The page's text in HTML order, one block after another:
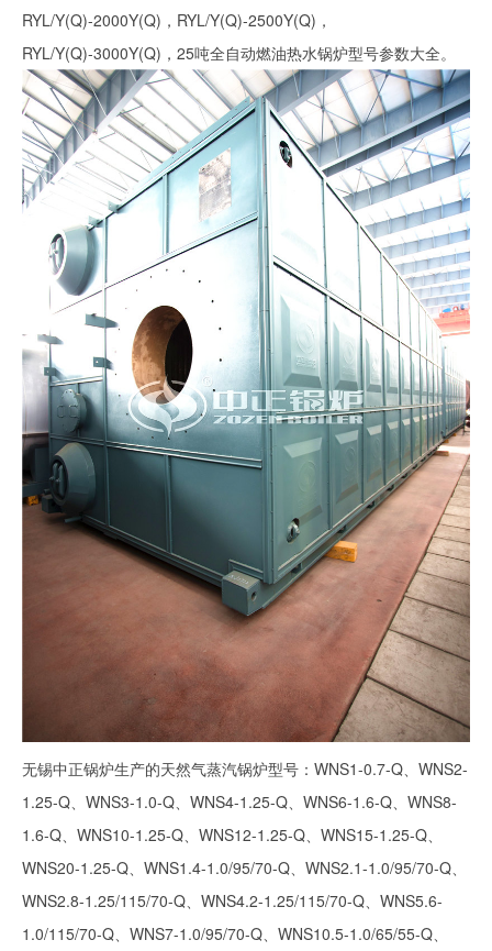
RYL/Y(Q)-2000Y(Q)，RYL/Y(Q)-2500Y(Q)，
RYL/Y(Q)-3000Y(Q)，25吨全自动燃油热水锅炉型号参数大全。
无锡中正锅炉生产的天然气蒸汽锅炉型号：WNS1-0.7-Q、WNS2-
1.25-Q、WNS3-1.0-Q、WNS4-1.25-Q、WNS6-1.6-Q、WNS8-
1.6-Q、WNS10-1.25-Q、WNS12-1.25-Q、WNS15-1.25-Q、
WNS20-1.25-Q、WNS1.4-1.0/95/70-Q、WNS2.1-1.0/95/70-Q、
WNS2.8-1.25/115/70-Q、WNS4.2-1.25/115/70-Q、WNS5.6-
1.0/115/70-Q、WNS7-1.0/95/70-Q、WNS10.5-1.0/65/55-Q、